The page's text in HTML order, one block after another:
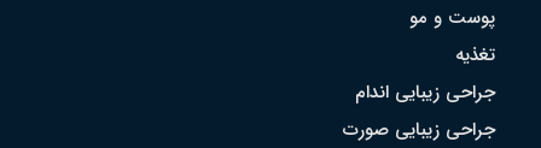
پوست و مو
تغذیه
جراحی زیبایی اندام
جراحی زیبایی صورت